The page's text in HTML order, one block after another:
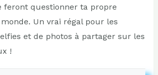
feront questionner ta propre
Un vrai régal pour les
et de photos à partager sur les
!